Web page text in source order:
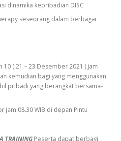
dinamika kepribadian DISC
seseorang dalam berbagai
10 ( 21 – 23 Desember 2021 ) jam
kemudian bagi yang menggunakan
pribadi yang berangkat bersama-
jam 08.30 WIB di depan Pintu
TRAINING Peserta dapat berbagi